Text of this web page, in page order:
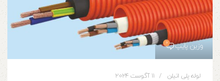
وزین پایپ 0
لوله پلی اتیلن 11 آگوست 2024